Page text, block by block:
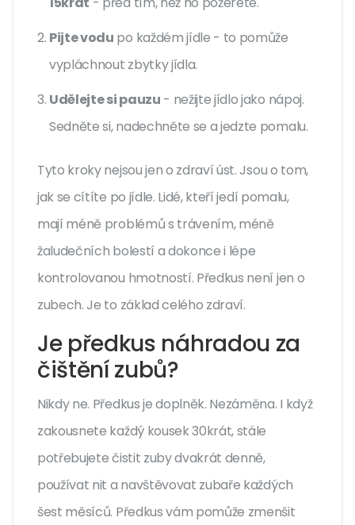
Pijte vodu po každém jídle - to pomůže
vypláchnout zbytky jídla.
Udělejte si pauzu - nežijte jídlo jako nápoj.
Sedněte si, nadechněte se a jedzte pomalu.
Tyto kroky nejsou jen o zdraví úst. Jsou o tom,
jak se cítíte po jídle. Lidé, kteří jedí pomalu,
mají méně problémů s trávením, méně
žaludečních bolestí a dokonce i lépe
kontrolovanou hmotností. Předkus není jen o
zubech. Je to základ celého zdraví.
Je předkus náhradou za
čištění zubů?
Nikdy ne. Předkus je doplněk. Nezáměna. I když
zakousnete každý kousek 30krát, stále
potřebujete čistit zuby dvakrát denně,
používat nit a navštěvovat zubaře každých
šest měsíců. Předkus vám pomůže zmenšit